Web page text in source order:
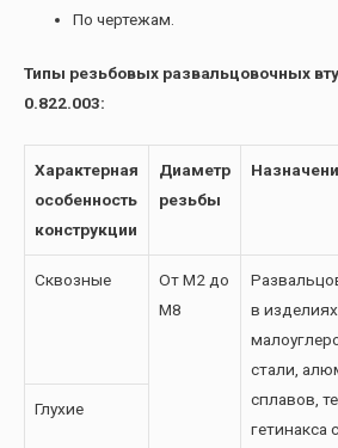
По чертежам.
Типы резьбовых развальцовочных
0.822.003:
Характерная
особенность
конструкции
Диаметр
резьбы
Сквозные
От М2 до
М8
в
стали,
сплавов,
гетинакса с
Глухие